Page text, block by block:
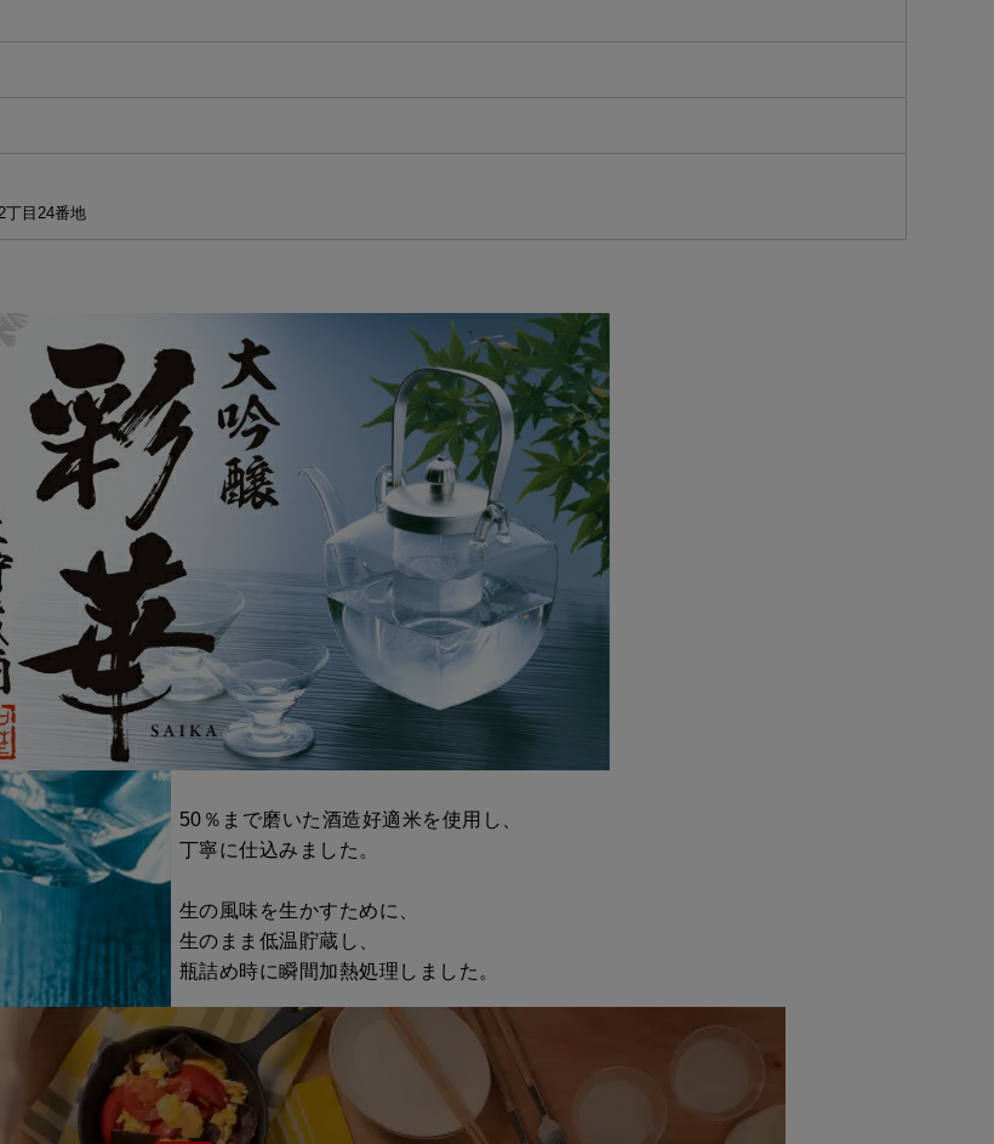
丁目24番地
50％まで磨いた酒造好適米を使用し、
丁寧に仕込みました。
生の風味を生かすために、
生のまま低温貯蔵し、
瓶詰め時に瞬間加熱処理しました。
※冷蔵庫などで冷やしてお飲みください。
りと味の特長による 酒のタイプ分類表
味が生きた、味も香りもフレッシュなお酒です